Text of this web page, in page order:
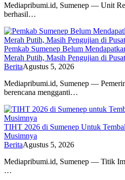
Mediapribumi.id, Sumenep — Unit
berhasil…
Pemkab Sumenep Belum
Merah Putih, Masih Pengujian di Pusat
BeritaAgustus 5, 2026
Mediapribumi.id, Sumenep —
berencana mengganti…
TIHT 2026 di Sumenep Untuk
Musimnya
BeritaAgustus 5, 2026
Mediapribumi.id, Sumenep — Titik
…